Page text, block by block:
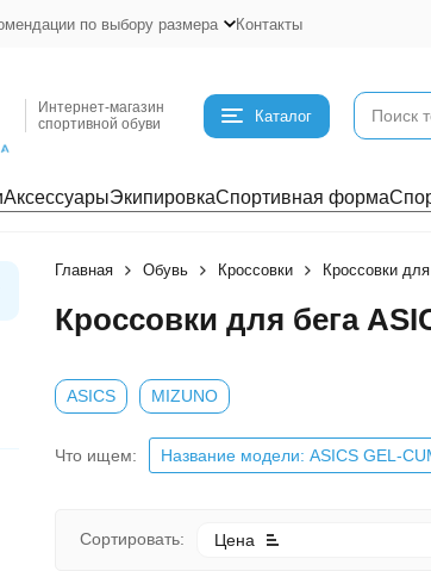
по выбору размера Контакты
Интернет-магазин
спортивной обуви
Каталог
АксессуарыЭкипировкаСпортивная форма
Главная Обувь Кроссовки Кроссовки
Кроссовки для бега
ASICS MIZUNO
Что ищем: Название модели: ASICS GEL-
Сортировать: Цена